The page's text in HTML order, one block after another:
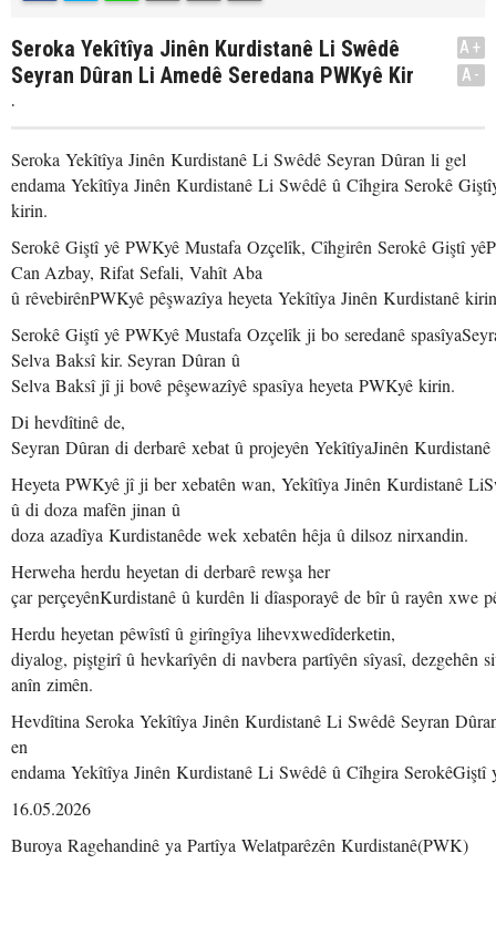
Seroka Yekîtîya Jinên Kurdistanê Li Swêdê
Seyran Dûran Li Amedê Seredana PWKyê Kir
.
A+
A-
Seroka Yekîtîya Jinên Kurdistanê Li Swêdê Seyran Dûran li gel
endama Yekîtîya Jinên Kurdistanê Li Swêdê û Cîhgira Serokê
kirin.
Serokê Giştî yê PWKyê Mustafa Ozçelîk, Cîhgirên Serokê Giştî
Can Azbay, Rifat Sefali, Vahît Aba
û rêvebirênPWKyê pêşwazîya heyeta Yekîtîya Jinên Kurdistanê
Serokê Giştî yê PWKyê Mustafa Ozçelîk ji bo seredanê
Selva Baksî kir. Seyran Dûran û
Selva Baksî jî ji bovê pêşewazîyê spasîya heyeta PWKyê kirin.
Di hevdîtinê de,
Seyran Dûran di derbarê xebat û projeyên YekîtîyaJinên
Heyeta PWKyê jî ji ber xebatên wan, Yekîtîya Jinên Kurdistanê
û di doza mafên jinan û
doza azadîya Kurdistanêde wek xebatên hêja û dilsoz nirxandin.
Herweha herdu heyetan di derbarê rewşa her
çar perçeyênKurdistanê û kurdên li dîasporayê de bîr û rayên xwe
Herdu heyetan pêwîstî û girîngîya lihevxwedîderketin,
diyalog, piştgirî û hevkarîyên di navbera partîyên sîyasî, dezgehên
anîn zimên.
Hevdîtina Seroka Yekîtîya Jinên Kurdistanê Li Swêdê Seyran
en
endama Yekîtîya Jinên Kurdistanê Li Swêdê û Cîhgira SerokêGiştî
16.05.2026
Buroya Ragehandinê ya Partîya Welatparêzên Kurdistanê(PWK)